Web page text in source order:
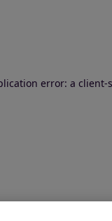
error: a client-